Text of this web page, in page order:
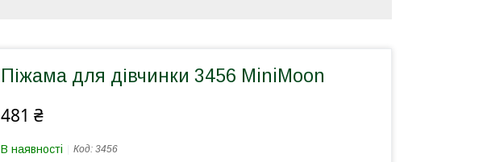
Піжама для дівчинки 3456 MiniMoon
481 ₴
В наявності Код: 3456